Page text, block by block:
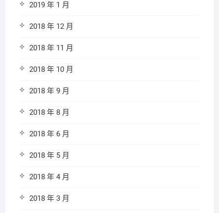
2019 年 1 月
2018 年 12 月
2018 年 11 月
2018 年 10 月
2018 年 9 月
2018 年 8 月
2018 年 6 月
2018 年 5 月
2018 年 4 月
2018 年 3 月